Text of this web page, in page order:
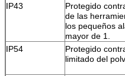
IP43
Protegido
de las
los pequeños
mayor de 1.
IP54
Protegido
limitado del